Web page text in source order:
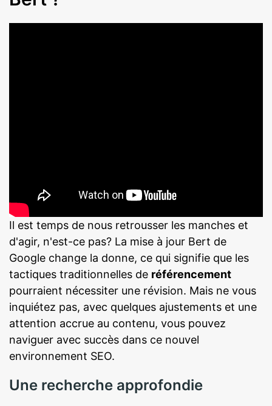
Il est temps de nous retrousser les manches et
d'agir, n'est-ce pas? La mise à jour Bert de
Google change la donne, ce qui signifie que les
tactiques traditionnelles de référencement
pourraient nécessiter une révision. Mais ne vous
inquiétez pas, avec quelques ajustements et une
attention accrue au contenu, vous pouvez
naviguer avec succès dans ce nouvel
environnement SEO.
Une recherche approfondie